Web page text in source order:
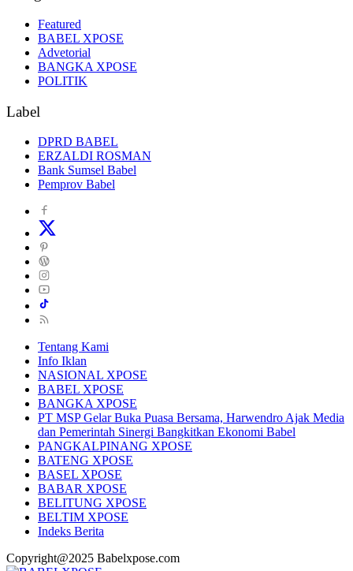
Featured
BABEL XPOSE
Advetorial
BANGKA XPOSE
POLITIK
Label
DPRD BABEL
ERZALDI ROSMAN
Bank Sumsel Babel
Pemprov Babel
Tentang Kami
Info Iklan
NASIONAL XPOSE
BABEL XPOSE
BANGKA XPOSE
PT MSP Gelar Buka Puasa Bersama, Harwendro Ajak Media
dan Pemerintah Sinergi Bangkitkan Ekonomi Babel
PANGKALPINANG XPOSE
BATENG XPOSE
BASEL XPOSE
BABAR XPOSE
BELITUNG XPOSE
BELTIM XPOSE
Indeks Berita
Copyright@2025 Babelxpose.com